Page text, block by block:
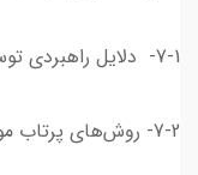
7-1- دلایل راهبردی توسعه زیردریایی‌های موشک‌انداز در دنیا
7-2- روش‌های پرتاب موشك‌های بالستیك از زیردریایی